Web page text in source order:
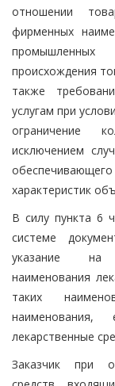
отношении
фирменных
происхождения
также
услугам при
ограничение
исключением
характеристик
В силу пункта 6
системе
указание на
наименования
таких
лекарственные
Заказчик при